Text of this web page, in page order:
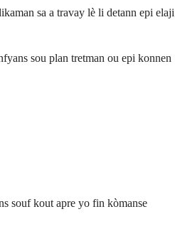
sa a travay lè li detann epi elaji
sou plan tretman ou epi konnen
souf kout apre yo fin kòmanse